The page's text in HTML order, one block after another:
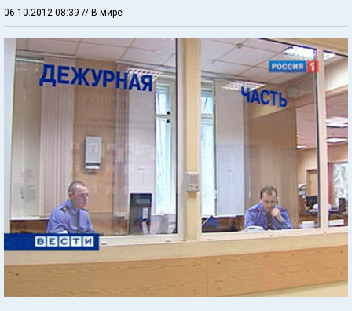
06.10.2012 08:39 // В мире